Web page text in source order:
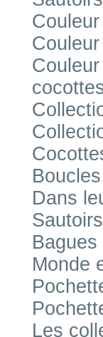
Dans
Sautoirs
Bagues
Monde
Les